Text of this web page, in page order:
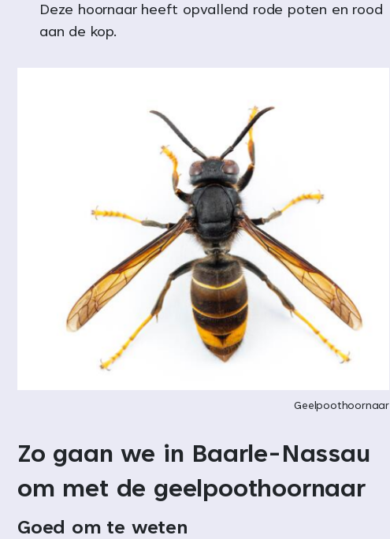
Deze hoornaar heeft opvallend rode poten en rood
aan de kop.
Geelpoothoornaar
Zo gaan we in Baarle-Nassau
om met de geelpoothoornaar
Goed om te weten